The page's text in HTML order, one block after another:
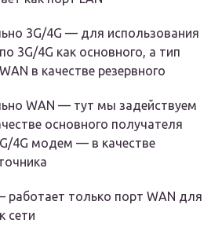
3G/4G — для использования
3G/4G как основного, а тип
в качестве резервного
WAN — тут мы задействуем
основного получателя
4G модем — в качестве
работает только порт WAN для
сети